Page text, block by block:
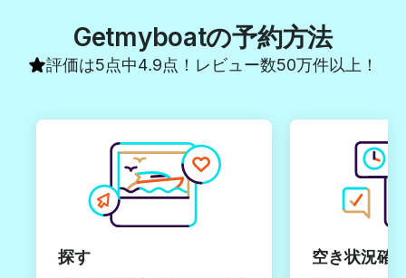
Getmyboatの予約方法
評価は5点中4.9点！レビュー数50万件以上！
探す 空き状況確